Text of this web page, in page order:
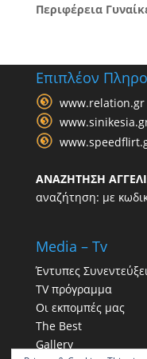
Περιφέρεια
Επιπλέον
www.relation.gr
ΑΝΑΖΗΤΗΣΗ
αναζήτηση: με
Media – Tv
Έντυπες
TV πρόγραμμα
Οι εκπομπές μας
The Best
Gallery